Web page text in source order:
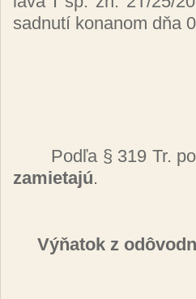
sad­nu­tí ko­na­nom dňa
Pod­ľa § 319 Tr.
za­mie­ta­jú.
Vý­ňa­tok z o